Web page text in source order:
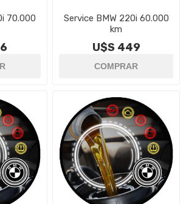
70.000
Service BMW 220i 60.000
km
U$S 449